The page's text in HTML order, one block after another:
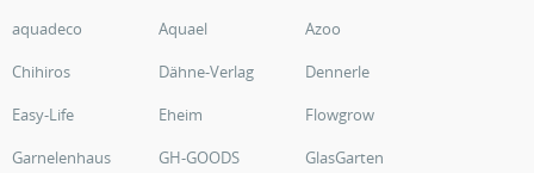
aquadeco
Aquael
Azoo
Chihiros
Dähne-Verlag
Dennerle
Easy-Life
Eheim
Flowgrow
Garnelenhaus
GH-GOODS
GlasGarten